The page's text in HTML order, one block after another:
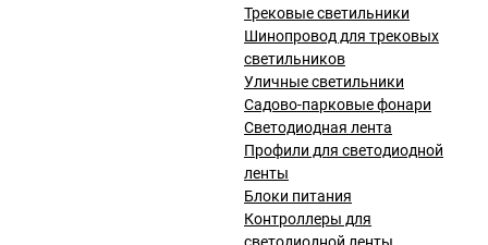
Трековые светильники
Шинопровод для трековых
светильников
Уличные светильники
Садово-парковые фонари
Светодиодная лента
Профили для светодиодной
ленты
Блоки питания
Контроллеры для